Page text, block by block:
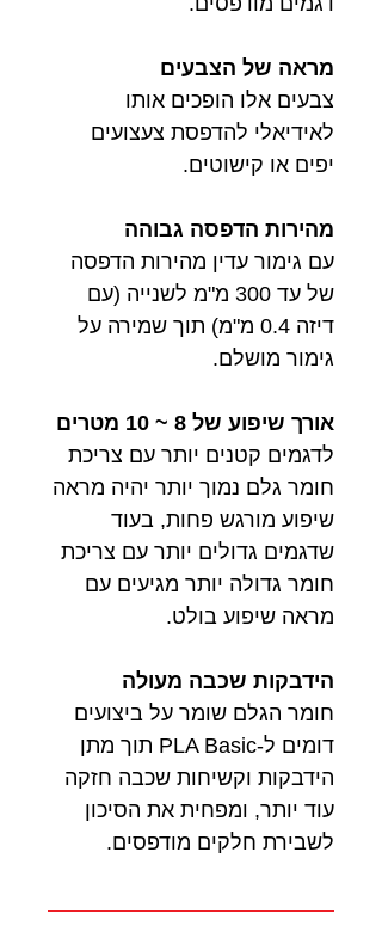
מראה של הצבעים
צבעים אלו הופכים אותו
לאידיאלי להדפסת צעצועים
יפים או קישוטים.
מהירות הדפסה גבוהה
עם גימור עדין מהירות הדפסה
של עד 300 מ"מ לשנייה (עם
דיזה 0.4 מ"מ) תוך שמירה על
גימור מושלם.
אורך שיפוע של 8 ~ 10 מטרים
לדגמים קטנים יותר עם צריכת
חומר גלם נמוך יותר יהיה מראה
שיפוע מורגש פחות, בעוד
שדגמים גדולים יותר עם צריכת
חומר גדולה יותר מגיעים עם
מראה שיפוע בולט.
הידבקות שכבה מעולה
חומר הגלם שומר על ביצועים
דומים ל-PLA Basic תוך מתן
הידבקות וקשיחות שכבה חזקה
עוד יותר, ומפחית את הסיכון
לשבירת חלקים מודפסים.